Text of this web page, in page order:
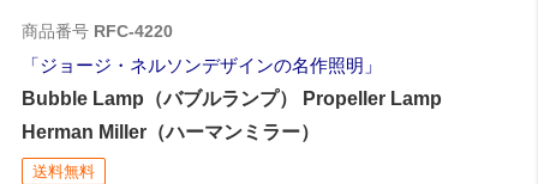
商品番号 RFC-4220
ジョージ・ネルソンデザインの名作照明
Bubble Lamp（バブルランプ） Propeller Lamp
Herman Miller（ハーマンミラー）
送料無料